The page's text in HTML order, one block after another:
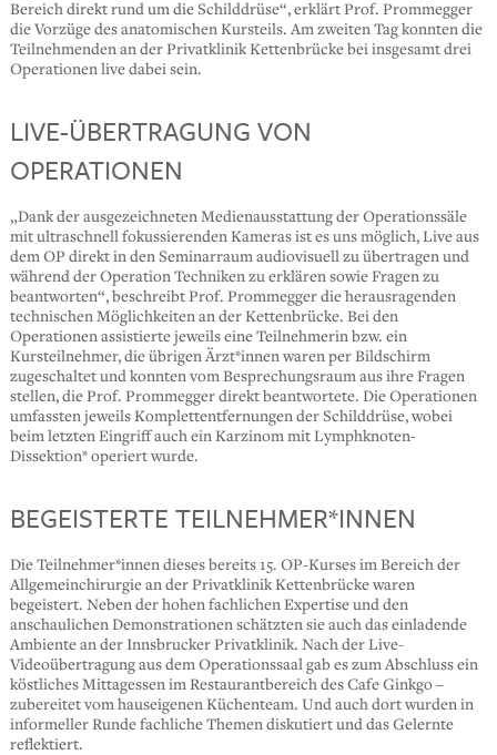
Bereich direkt rund um die Schilddrüse“, erklärt Prof. Prommegger
die Vorzüge des anatomischen Kursteils. Am zweiten Tag konnten die
Teilnehmenden an der Privatklinik Kettenbrücke bei insgesamt drei
Operationen live dabei sein.
LIVE-ÜBERTRAGUNG VON
OPERATIONEN
„Dank der ausgezeichneten Medienausstattung der Operationssäle
mit ultraschnell fokussierenden Kameras ist es uns möglich, Live aus
dem OP direkt in den Seminarraum audiovisuell zu übertragen und
während der Operation Techniken zu erklären sowie Fragen zu
beantworten“, beschreibt Prof. Prommegger die herausragenden
technischen Möglichkeiten an der Kettenbrücke. Bei den
Operationen assistierte jeweils eine Teilnehmerin bzw. ein
Kursteilnehmer, die übrigen Ärzt*innen waren per Bildschirm
zugeschaltet und konnten vom Besprechungsraum aus ihre Fragen
stellen, die Prof. Prommegger direkt beantwortete. Die Operationen
umfassten jeweils Komplettentfernungen der Schilddrüse, wobei
beim letzten Eingriff auch ein Karzinom mit Lymphknoten-
Dissektion* operiert wurde.
BEGEISTERTE TEILNEHMER*INNEN
Die Teilnehmer*innen dieses bereits 15. OP-Kurses im Bereich der
Allgemeinchirurgie an der Privatklinik Kettenbrücke waren
begeistert. Neben der hohen fachlichen Expertise und den
anschaulichen Demonstrationen schätzten sie auch das einladende
Ambiente an der Innsbrucker Privatklinik. Nach der Live-
Videoübertragung aus dem Operationssaal gab es zum Abschluss ein
köstliches Mittagessen im Restaurantbereich des Cafe Ginkgo –
zubereitet vom hauseigenen Küchenteam. Und auch dort wurden in
informeller Runde fachliche Themen diskutiert und das Gelernte
reflektiert.